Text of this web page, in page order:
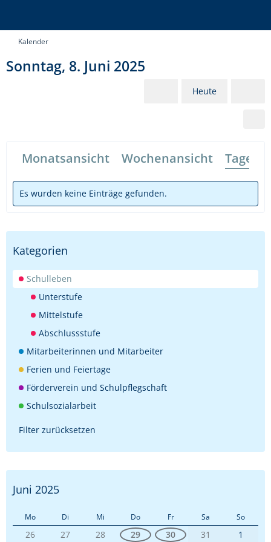
Kalender
Sonntag, 8. Juni 2025
Heute
Monatsansicht Wochenansicht
Es wurden keine Einträge gefunden.
Kategorien
Schulleben
Unterstufe
Mittelstufe
Abschlussstufe
Mitarbeiterinnen und Mitarbeiter
Ferien und Feiertage
Förderverein und Schulpflegschaft
Schulsozialarbeit
Filter zurücksetzen
Juni 2025
Mo Di Mi Do Fr Sa So
26 27 28 29 30 31 1